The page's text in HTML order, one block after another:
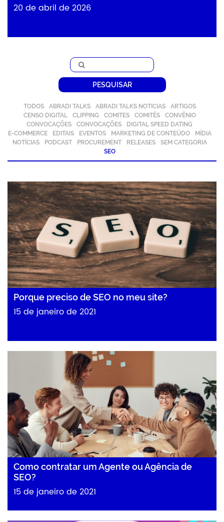
20 de abril de 2026
PESQUISAR
TODOS ABRADI TALKS ABRADI TALKS NOTICIAS
ARTIGOS
CENSO DIGITAL
CLIPPING COMITES COMITÊS
CONVÊNIO
CONVOCAÇÕES
CONVOCAÇÕES
DIGITAL SPEED DATING
E-COMMERCE
EDITAIS EVENTOS MARKETING DE CONTEÚDO
MÍDIA
NOTÍCIAS
PODCAST PROCUREMENT RELEASES
SEM CATEGORIA
SEO
Porque preciso de SEO no meu site?
15 de janeiro de 2021
Como contratar um Agente ou Agência de
SEO?
15 de janeiro de 2021